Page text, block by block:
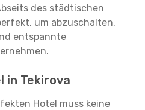
des städtischen
um abzuschalten,
entspannte
in Tekirova
Hotel muss keine